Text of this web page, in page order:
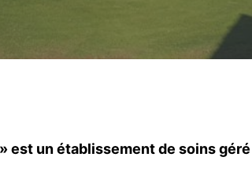
» est un établissement de soins